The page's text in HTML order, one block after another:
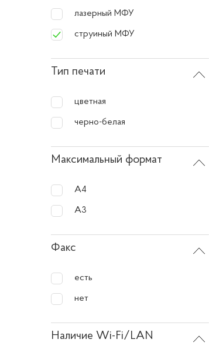
лазерный МФУ
струиный МФУ
Тип печати
цветная
черно-белая
Максимальный формат
A4
A3
Факс
есть
нет
Наличие Wi-Fi/LAN